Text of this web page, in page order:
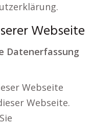
Webseite
Datenerfassung
Webseite
Webseite.